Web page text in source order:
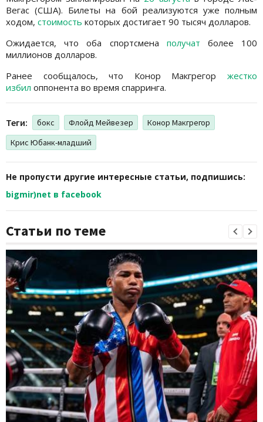
Вегас (США). Билеты на бой реализуются уже полным
ходом, стоимость которых достигает 90 тысяч долларов.
Ожидается, что оба спортсмена получат более 100
миллионов долларов.
Ранее сообщалось, что Конор Макгрегор жестко
избил оппонента во время спарринга.
Теги: бокс Флойд Мейвезер
Конор Макгрегор
Крис Юбанк-младший
Не пропусти другие интересные статьи, подпишись:
bigmir)net в facebook
Статьи по теме